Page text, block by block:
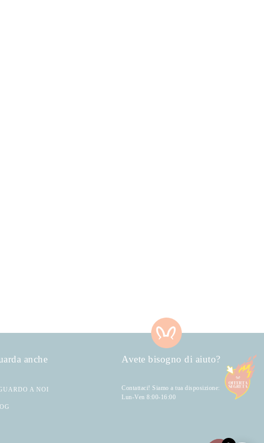
anche
A NOI
Avete bisogno di aiuto?
Contattaci! Siamo a tua disposizione:
Lun-Ven 8:00-16:00